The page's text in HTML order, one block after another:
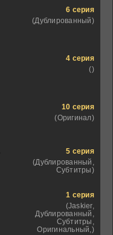
6 серия
(Дублированный)
4 серия
()
10 серия
(Оригинал)
5 серия
(Дублированный,
Субтитры)
1 серия
(Jaskier,
Дублированный,
Субтитры,
Оригинальный,)